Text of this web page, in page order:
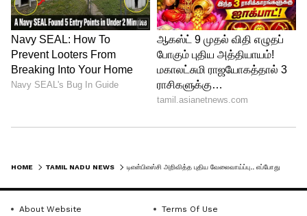
மேலும் படிக்க:தள்ளிப்போகும் குரூப்
தேர்வு முடிவுகள்.. புதிய அறிவிப்பை
வெளியிட்ட டிஎன்பிஎஸ்சி..
HOME TAMIL NADU NEWS
About Website Terms Of Use